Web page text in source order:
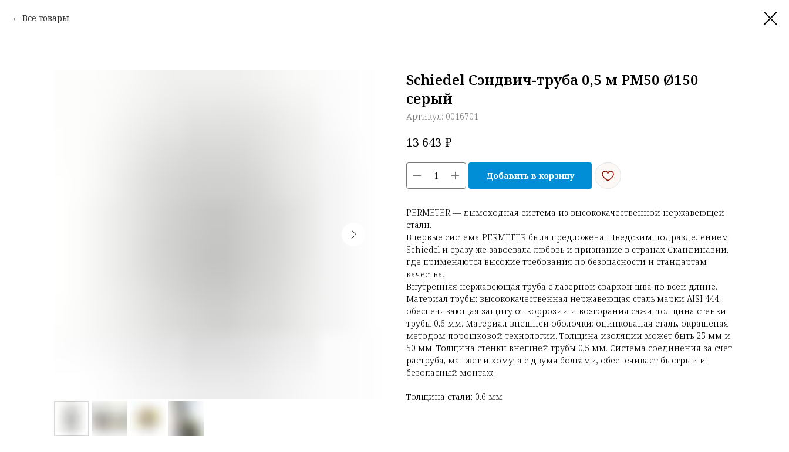
Все товары
Schiedel Сэндвич-труба 0,5 м РМ50 Ø150
серый
Артикул: 0016701
13 643 ₽
Добавить в корзину
PERMETER — дымоходная система из высококачественной нержавеющей
стали.
Впервые система PERMETER была предложена Шведским подразделением
Schiedel и сразу же завоевала любовь и признание в странах Скандинавии,
где применяются высокие требования по безопасности и стандартам
качества.
Внутренняя нержавеющая труба с лазерной сваркой шва по всей длине.
Материал трубы: высококачественная нержавеющая сталь марки AISI 444,
обеспечивающая защиту от коррозии и возгорания сажи; толщина стенки
трубы 0,6 мм. Материал внешней оболочки: оцинкованая сталь, окрашеная
методом порошковой технологии. Толщина изоляции может быть 25 мм и
50 мм. Толщина стенки внешней трубы 0,5 мм. Система соединения за счет
раструба, манжет и хомута с двумя болтами, обеспечивает быстрый и
безопасный монтаж.
Толщина стали: 0.6 мм